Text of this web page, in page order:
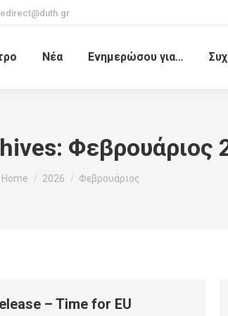
Νέα Ενημερώσου για…
Φεβρουάριος
You are here:
Home 2026 Φεβρουάριος
– Time for EU